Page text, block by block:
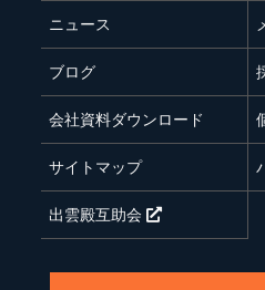
ニュース
ブログ
会社資料ダウンロード
サイトマップ
出雲殿互助会